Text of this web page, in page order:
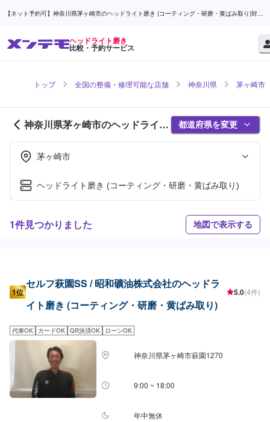
【ネット予約可】神奈川県茅ヶ崎市のヘッドライト磨き (コーティング・研磨・黄ばみ取り)対応
ヘッドライト磨き
比較・予約サービス
トップ 全国の整備・修理可能な店舗 神奈川県 茅ヶ崎市
神奈川県茅ヶ崎市のヘッドライト
磨き対応店舗紹介 (1ページ目)
都道府県を変更
茅ヶ崎市
ヘッドライト磨き (コーティング・研磨・黄ばみ取り)
1件見つかりました 地図で表示する
1位
セルフ萩園SS / 昭和礦油株式会社のヘッドラ
イト磨き (コーティング・研磨・黄ばみ取り)
5.0(4件)
代車OK カードOK QR決済OK ローンOK
神奈川県茅ヶ崎市萩園1270
9:00 ~ 18:00
年中無休